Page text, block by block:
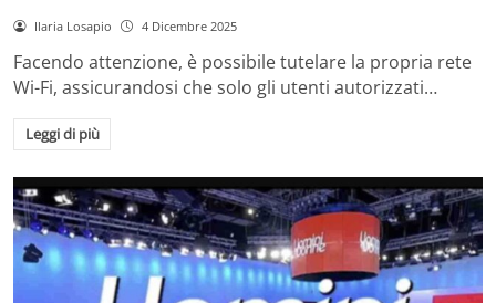
Ilaria Losapio 4 Dicembre 2025
Facendo attenzione, è possibile tutelare la propria rete
Wi-Fi, assicurandosi che solo gli utenti autorizzati…
Leggi di più